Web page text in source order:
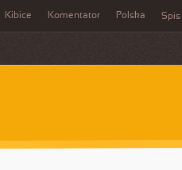
Kibice Komentator Polska Spis